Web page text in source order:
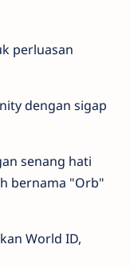
perluasan
dengan sigap
senang hati
bernama "Orb"
World ID,